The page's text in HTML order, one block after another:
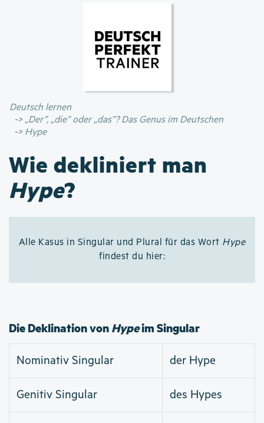
Inhalt
Deutsch lernen
„Der”, „die” oder „das”? Das Genus im Deutschen
Hype
Wie dekliniert man
Hype?
Alle Kasus in Singular und Plural für das Wort Hype
findest du hier:
Die Deklination vonHypeim Singular
Nominativ Singular der Hype
Genitiv Singular des Hypes